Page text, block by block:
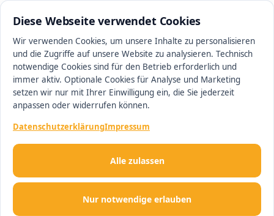
Diese Webseite verwendet Cookies
Wir verwenden Cookies, um unsere Inhalte zu personalisieren
und die Zugriffe auf unsere Website zu analysieren. Technisch
notwendige Cookies sind für den Betrieb erforderlich und
immer aktiv. Optionale Cookies für Analyse und Marketing
setzen wir nur mit Ihrer Einwilligung ein, die Sie jederzeit
anpassen oder widerrufen können.
DatenschutzerklärungImpressum
Nur notwendige erlauben
Alle zulassen